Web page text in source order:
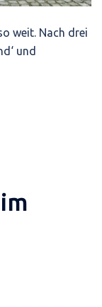
weit. Nach drei
und